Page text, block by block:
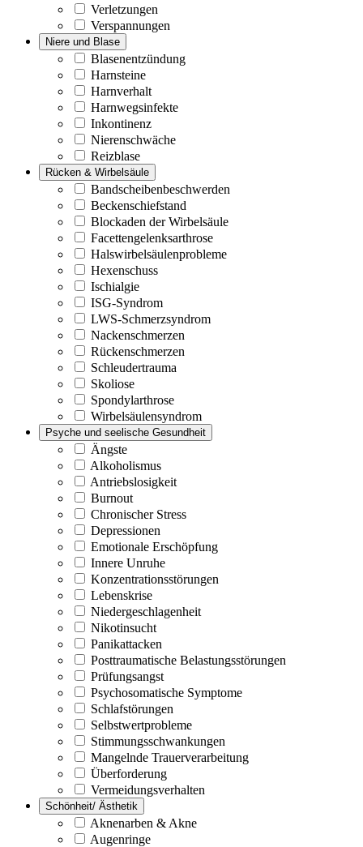
Verletzungen
Verspannungen
Niere und Blase
Blasenentzündung
Harnsteine
Harnverhalt
Harnwegsinfekte
Inkontinenz
Nierenschwäche
Reizblase
Rücken & Wirbelsäule
Bandscheibenbeschwerden
Beckenschiefstand
Blockaden der Wirbelsäule
Facettengelenksarthrose
Halswirbelsäulenprobleme
Hexenschuss
Ischialgie
ISG-Syndrom
LWS-Schmerzsyndrom
Nackenschmerzen
Rückenschmerzen
Schleudertrauma
Skoliose
Spondylarthrose
Wirbelsäulensyndrom
Psyche und seelische Gesundheit
Ängste
Alkoholismus
Antriebslosigkeit
Burnout
Chronischer Stress
Depressionen
Emotionale Erschöpfung
Innere Unruhe
Konzentrationsstörungen
Lebenskrise
Niedergeschlagenheit
Nikotinsucht
Panikattacken
Posttraumatische Belastungsstörungen
Prüfungsangst
Psychosomatische Symptome
Schlafstörungen
Selbstwertprobleme
Stimmungsschwankungen
Mangelnde Trauerverarbeitung
Überforderung
Vermeidungsverhalten
Schönheit/ Ästhetik
Aknenarben & Akne
Augenringe